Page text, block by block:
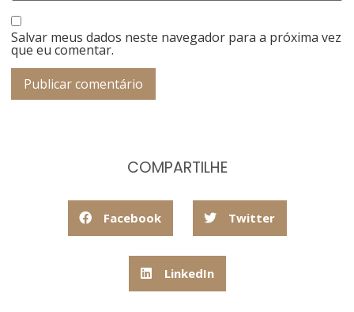
Salvar meus dados neste navegador para a próxima vez
que eu comentar.
COMPARTILHE
Facebook Twitter
LinkedIn